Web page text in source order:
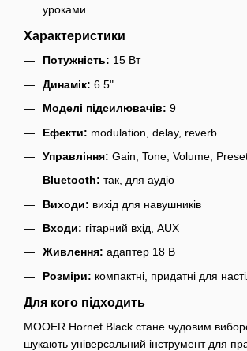
уроками.
Характеристики
Потужність: 15 Вт
Динамік: 6.5"
Моделі підсилювачів: 9
Ефекти: modulation, delay, reverb
Управління: Gain, Tone, Volume,
Bluetooth: так, для аудіо
Виходи: вихід для навушників
Входи: гітарний вхід, AUX
Живлення: адаптер 18 В
Розміри: компактні, придатні для
Для кого підходить
MOOER Hornet Black стане чудовим
шукають універсальний інструмент для